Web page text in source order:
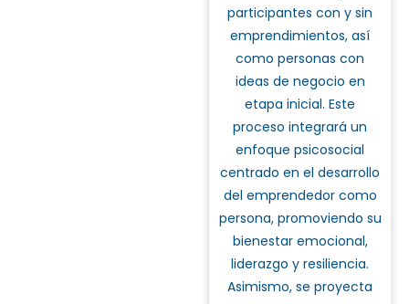
participantes con y sin
emprendimientos, así
como personas con
ideas de negocio en
etapa inicial. Este
proceso integrará un
enfoque psicosocial
centrado en el desarrollo
del emprendedor como
persona, promoviendo su
bienestar emocional,
liderazgo y resiliencia.
Asimismo, se proyecta